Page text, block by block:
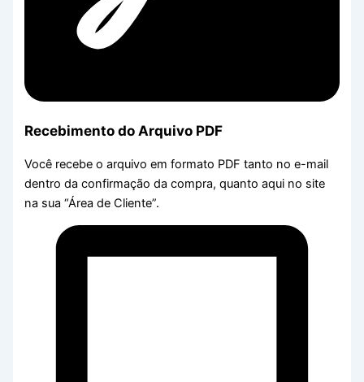
Recebimento do Arquivo PDF
Você recebe o arquivo em formato PDF tanto no e-mail
dentro da confirmação da compra, quanto aqui no site
na sua “Área de Cliente”.